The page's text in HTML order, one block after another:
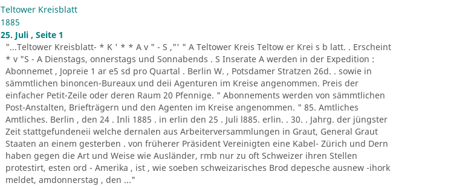
Teltower Kreisblatt
1885
25. Juli , Seite 1
"...Teltower Kreisblatt- * K ' * * A v " - S ,"' " A Teltower Kreis Teltow er Krei s b latt. . Erscheint
* v "S - A Dienstags, onnerstags und Sonnabends . S Inserate A werden in der Expedition :
Abonnemet , Jopreie 1 ar e5 sd pro Quartal . Berlin W. , Potsdamer Stratzen 26d. . sowie in
sämmtlichen binoncen-Bureaux und deii Agenturen im Kreise angenommen. Preis der
einfacher Petit-Zeile oder deren Raum 20 Pfennige. " Abonnements werden von sämmtlichen
Post-Anstalten, Briefträgern und den Agenten im Kreise angenommen. " 85. Amtliches
Amtliches. Berlin , den 24 . Inli 1885 . in erlin den 25 . Juli l885. erlin. . 30. . Jahrg. der jüngster
Zeit stattgefundeneii welche dernalen aus Arbeiterversammlungen in Graut, General Graut
Staaten an einem gesterben . von früherer Präsident Vereinigten eine Kabel- Zürich und Dern
haben gegen die Art und Weise wie Ausländer, rmb nur zu oft Schweizer ihren Stellen
protestirt, esten ord - Amerika , ist , wie soeben schweizarisches Brod depesche ausnew -ihork
meldet, amdonnerstag , den ..."